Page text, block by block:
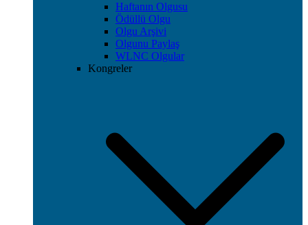
Haftanın Olgusu
Ödüllü Olgu
Olgu Arşivi
Olgunu Paylaş
WLNC Olgular
Kongreler